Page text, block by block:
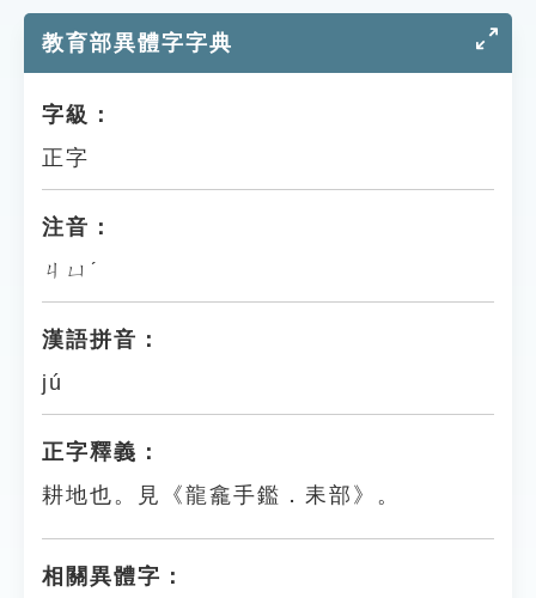
貓頭鷹博士
教育部異體字字典
字級：
正字
注音：
ㄐㄩˊ
漢語拼音：
jú
正字釋義：
耕地也。見《龍龕手鑑．耒部》。
相關異體字：